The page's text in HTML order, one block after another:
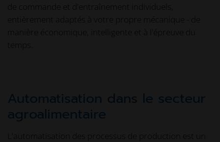
de commande et d'entraînement individuels,
entièrement adaptés à votre propre mécanique - de
manière économique, intelligente et à l'épreuve du
temps.
Automatisation dans le secteur
agroalimentaire
L'automatisation des processus de production est un